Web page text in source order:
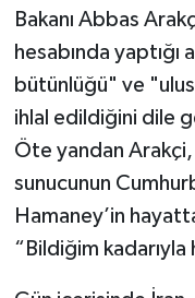
Bakanı Abbas
hesabında
bütünlüğü" ve
ihlal edildiğini dile
Öte yandan Arakçi,
sunucunun
Hamaney’in
“Bildiğim kadarıyla